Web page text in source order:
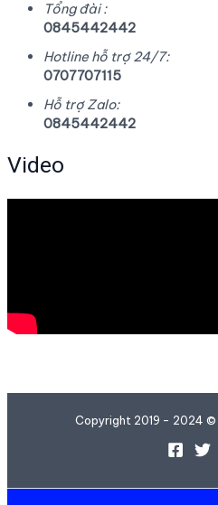
Tổng đài :
0845442442
Hotline hỗ trợ 24/7:
0707707115
Hỗ trợ Zalo:
0845442442
Video
Copyright 2019 - 2024 ©